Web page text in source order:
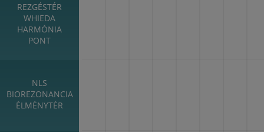
REZGÉSTÉR
WHIEDA
HARMÓNIA
PONT
NLS
BIOREZONANCIA
ÉLMÉNYTÉR